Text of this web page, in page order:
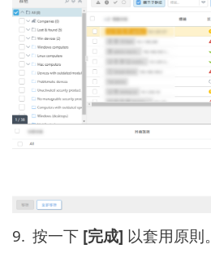
9. 按一下 [完成] 以套用原則。